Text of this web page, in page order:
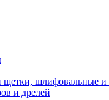
щетки, шлифовальные и
и дрелей